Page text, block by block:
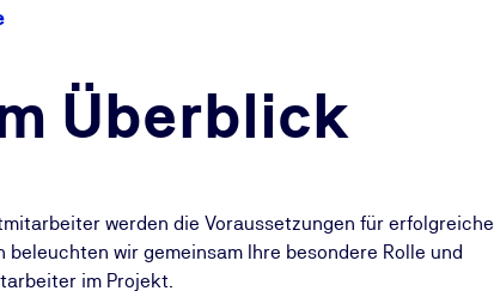
Überblick
werden die Voraussetzungen für erfolgreiche
wir gemeinsam Ihre besondere Rolle und
im Projekt.